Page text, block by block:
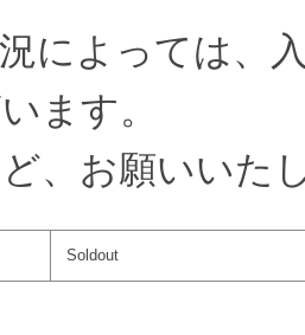
によっては、
ます。
、お願いいた
Soldout